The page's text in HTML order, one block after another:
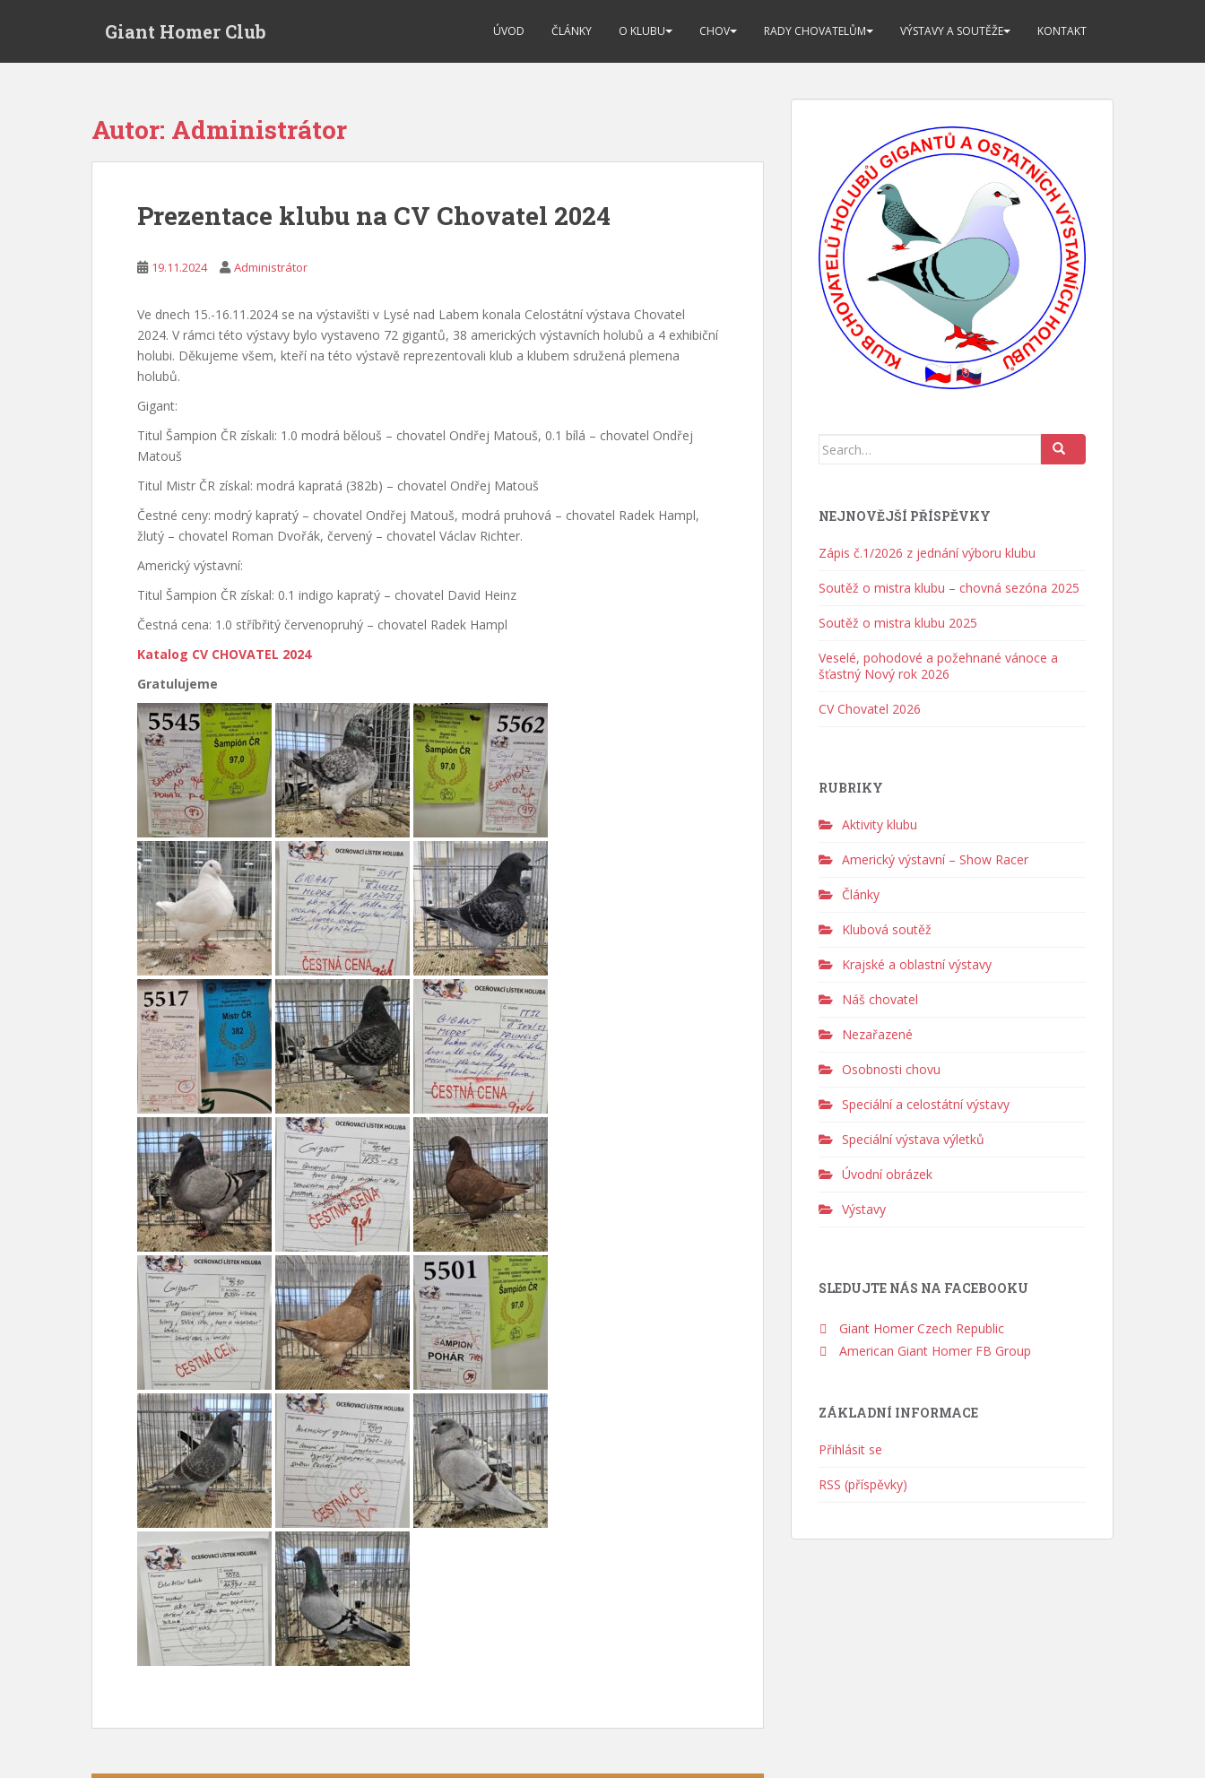
Giant Homer Club ÚVOD ČLÁNKY O KLUBU CHOV RADY CHOVATELŮM VÝSTAVY A SOUTĚŽE KONTAKT
Autor: Administrátor
Prezentace klubu na CV Chovatel 2024
19.11.2024 Administrátor
Ve dnech 15.-16.11.2024 se na výstavišti v Lysé nad Labem konala Celostátní výstava Chovatel
2024. V rámci této výstavy bylo vystaveno 72 gigantů, 38 amerických výstavních holubů a 4 exhibiční
holubi. Děkujeme všem, kteří na této výstavě reprezentovali klub a klubem sdružená plemena
holubů.
Gigant:
Titul Šampion ČR získali: 1.0 modrá bělouš – chovatel Ondřej Matouš, 0.1 bílá – chovatel Ondřej
Matouš
Titul Mistr ČR získal: modrá kapratá (382b) – chovatel Ondřej Matouš
Čestné ceny: modrý kapratý – chovatel Ondřej Matouš, modrá pruhová – chovatel Radek Hampl,
žlutý – chovatel Roman Dvořák, červený – chovatel Václav Richter.
Americký výstavní:
Titul Šampion ČR získal: 0.1 indigo kapratý – chovatel David Heinz
Čestná cena: 1.0 stříbřitý červenopruhý – chovatel Radek Hampl
Katalog CV CHOVATEL 2024
Gratulujeme
Search for:
NEJNOVĚJŠÍ PŘÍSPĚVKY
Zápis č.1/2026 z jednání výboru klubu
Soutěž o mistra klubu – chovná sezóna 2025
Soutěž o mistra klubu 2025
Veselé, pohodové a požehnané vánoce a
šťastný Nový rok 2026
CV Chovatel 2026
RUBRIKY
Aktivity klubu
Americký výstavní – Show Racer
Články
Klubová soutěž
Krajské a oblastní výstavy
Náš chovatel
Nezařazené
Osobnosti chovu
Speciální a celostátní výstavy
Speciální výstava výletků
Úvodní obrázek
Výstavy
SLEDUJTE NÁS NA FACEBOOKU
Giant Homer Czech Republic
American Giant Homer FB Group
ZÁKLADNÍ INFORMACE
Přihlásit se
RSS (příspěvky)